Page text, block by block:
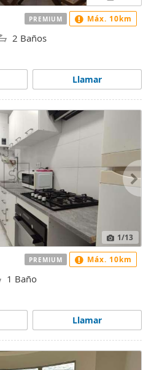
2 Baños
Llamar
PREMIUM Máx. 10km
1/13
1 Baño
Llamar
PREMIUM Máx. 10km